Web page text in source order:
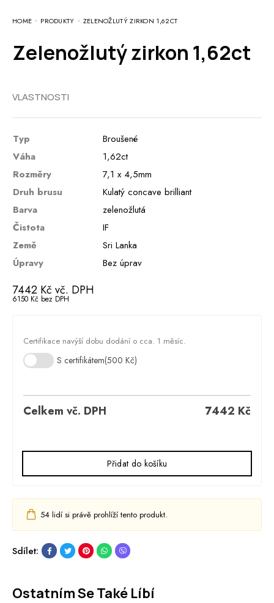
HOME PRODUKTY ZELENOŽLUTÝ ZIRKON 1,62CT
Zelenožlutý zirkon 1,62ct
VLASTNOSTI
Typ
Broušené
Váha
1,62ct
Rozměry
7,1 x 4,5mm
Druh brusu
Kulatý concave brilliant
Barva
zelenožlutá
Čistota
IF
Země
Sri Lanka
Úpravy
Bez úprav
7442 Kč vč. DPH
6150 Kč bez DPH
Certifikace navýší dobu dodání o cca. 1 měsíc.
S certifikátem(500 Kč)
Celkem vč. DPH 7442 Kč
Přidat do košíku
54 lidí si právě prohlíží tento produkt.
Sdílet:
Ostatním Se Také Líbí